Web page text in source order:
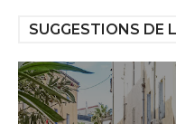
SUGGESTIONS DE